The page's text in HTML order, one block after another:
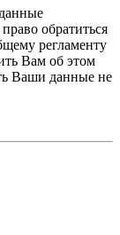
обратиться
регламенту
Вам об этом
Ваши данные не